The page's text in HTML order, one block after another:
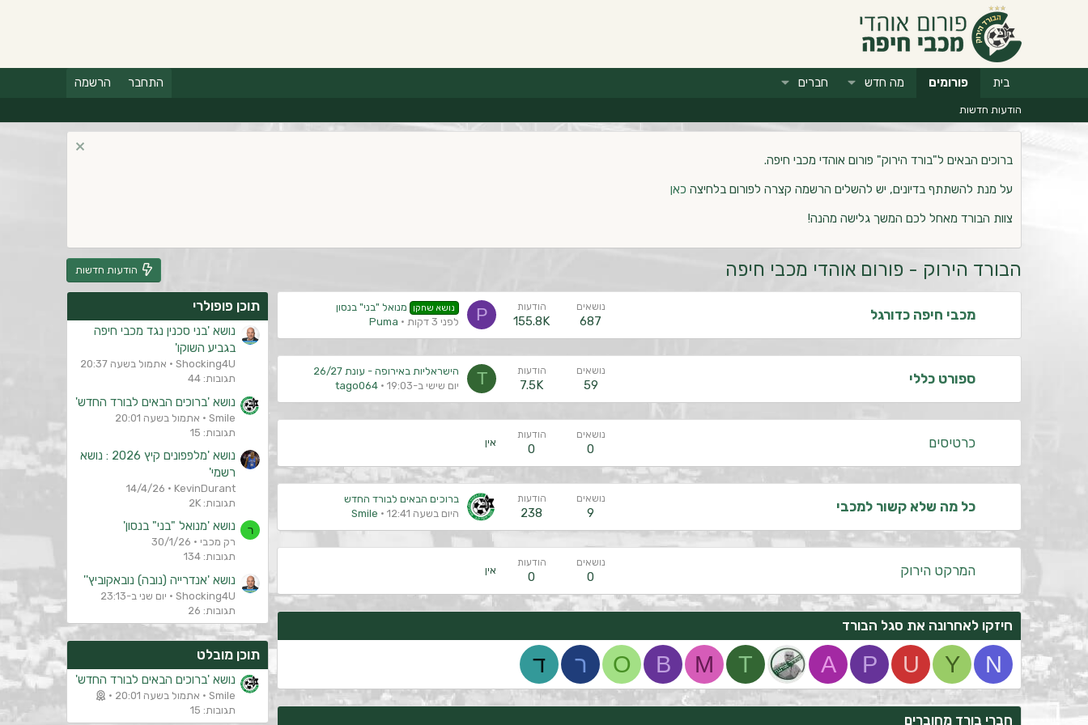
בית פורומים מה חדש חברים התחבר הרשמה
הודעות חדשות
ברוכים הבאים ל"בורד הירוק" פורום אוהדי מכבי חיפה.
על מנת להשתתף בדיונים, יש להשלים הרשמה קצרה לפורום בלחיצה כאן
צוות הבורד מאחל לכם המשך גלישה מהנה!
הבורד הירוק - פורום אוהדי מכבי חיפה הודעות חדשות
מכבי חיפה כדורגל נושאים
687
הודעות
155.8K
P נושא שחקן
מנואל "בני" בנסון
לפני 3 דקות
Puma
ספורט כללי נושאים
59
הודעות
7.5K
T
הישראליות באירופה - עונת 26/27
יום שישי ב-19:03
tago064
כרטיסים נושאים
0
הודעות
0 אין
כל מה שלא קשור למכבי נושאים
9
הודעות
238
ברוכים הבאים לבורד החדש
היום בשעה 12:41
Smile
המרקט הירוק נושאים
0
הודעות
0 אין
חיזקו לאחרונה את סגל הבורד
N
Y
U
P
A
T
M
B
O ר ד
חברי בורד מחוברים
תוכן פופולרי
נושא 'בני סכנין נגד מכבי חיפה
בגביע השוקו'
Shocking4U
אתמול בשעה 20:37
תגובות: 44
נושא 'ברוכים הבאים לבורד החדש'
Smile
אתמול בשעה 20:01
תגובות: 15
נושא 'מלפפונים קיץ 2026 : נושא
רשמי'
KevinDurant
14/4/26
תגובות: 2K
ר נושא 'מנואל "בני" בנסון'
רק מכבי
30/1/26
תגובות: 134
נושא 'אנדרייה (נובה) נובאקוביץ''
Shocking4U
יום שני ב-23:13
תגובות: 26
תוכן מובלט
נושא 'ברוכים הבאים לבורד החדש'
Smile
אתמול בשעה 20:01
תגובות: 15